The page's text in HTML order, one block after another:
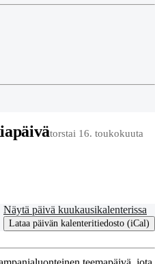
torstai 16. toukokuuta
Näytä päivä kuukausikalenterissa
Lataa päivän kalenteritiedosto (iCal)